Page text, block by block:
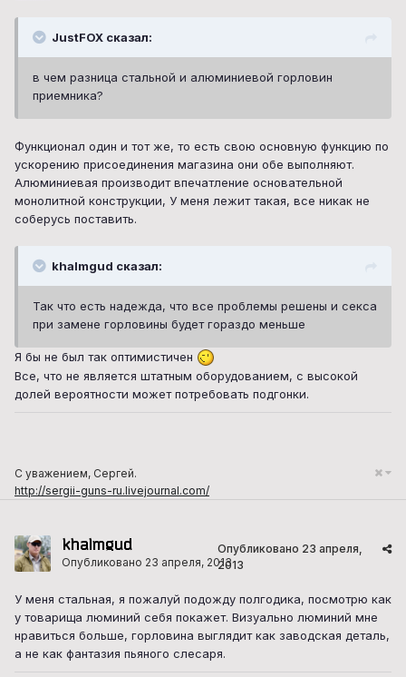
JustFOX сказал:
в чем разница стальной и алюминиевой горловин
приемника?
Функционал один и тот же, то есть свою основную функцию по
ускорению присоединения магазина они обе выполняют.
Алюминиевая производит впечатление основательной
монолитной конструкции, У меня лежит такая, все никак не
соберусь поставить.
khalmgud сказал:
Так что есть надежда, что все проблемы решены и секса
при замене горловины будет гораздо меньше
Я бы не был так оптимистичен
Все, что не является штатным оборудованием, с высокой
долей вероятности может потребовать подгонки.
С уважением, Сергей.
http://sergii-guns-ru.livejournal.com/
khalmgud
Опубликовано 23 апреля, 2013
Опубликовано 23 апреля,
2013
У меня стальная, я пожалуй подожду полгодика, посмотрю как
у товарища люминий себя покажет. Визуально люминий мне
нравиться больше, горловина выглядит как заводская деталь,
а не как фантазия пьяного слесаря.